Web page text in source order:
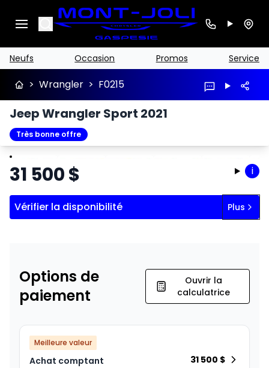
Search
Neufs Occasion Promos Service
> Wrangler > F0215
Jeep Wrangler Sport 2021
Très bonne offre
ArrêterPrécédent
Suivant
31 500$ i
Vérifier la disponibilité Plus
Options de
paiement
Ouvrir la
calculatrice
Meilleure valeur
Achat comptant
31 500 $